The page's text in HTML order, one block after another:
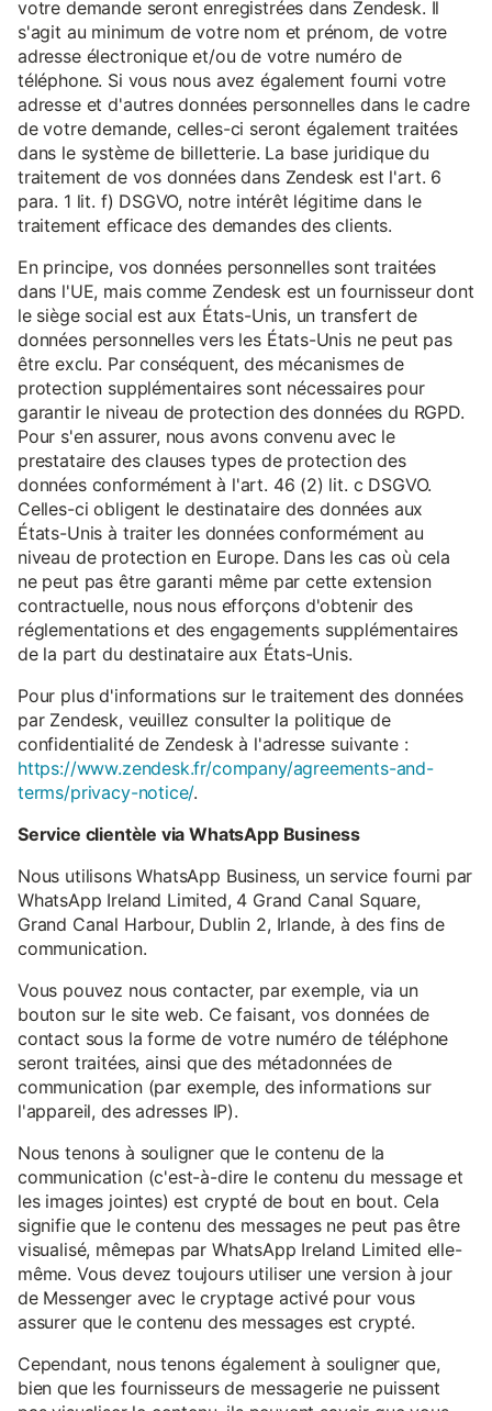
votre demande seront enregistrées dans Zendesk. Il
s'agit au minimum de votre nom et prénom, de votre
adresse électronique et/ou de votre numéro de
téléphone. Si vous nous avez également fourni votre
adresse et d'autres données personnelles dans le cadre
de votre demande, celles-ci seront également traitées
dans le système de billetterie. La base juridique du
traitement de vos données dans Zendesk est l'art. 6
para. 1 lit. f) DSGVO, notre intérêt légitime dans le
traitement efficace des demandes des clients.
En principe, vos données personnelles sont traitées
dans l'UE, mais comme Zendesk est un fournisseur dont
le siège social est aux États-Unis, un transfert de
données personnelles vers les États-Unis ne peut pas
être exclu. Par conséquent, des mécanismes de
protection supplémentaires sont nécessaires pour
garantir le niveau de protection des données du RGPD.
Pour s'en assurer, nous avons convenu avec le
prestataire des clauses types de protection des
données conformément à l'art. 46 (2) lit. c DSGVO.
Celles-ci obligent le destinataire des données aux
États-Unis à traiter les données conformément au
niveau de protection en Europe. Dans les cas où cela
ne peut pas être garanti même par cette extension
contractuelle, nous nous efforçons d'obtenir des
réglementations et des engagements supplémentaires
de la part du destinataire aux États-Unis.
Pour plus d'informations sur le traitement des données
par Zendesk, veuillez consulter la politique de
confidentialité de Zendesk à l'adresse suivante :
https://www.zendesk.fr/company/agreements-and-
terms/privacy-notice/.
Service clientèle via WhatsApp Business
Nous utilisons WhatsApp Business, un service fourni par
WhatsApp Ireland Limited, 4 Grand Canal Square,
Grand Canal Harbour, Dublin 2, Irlande, à des fins de
communication.
Vous pouvez nous contacter, par exemple, via un
bouton sur le site web. Ce faisant, vos données de
contact sous la forme de votre numéro de téléphone
seront traitées, ainsi que des métadonnées de
communication (par exemple, des informations sur
l'appareil, des adresses IP).
Nous tenons à souligner que le contenu de la
communication (c'est-à-dire le contenu du message et
les images jointes) est crypté de bout en bout. Cela
signifie que le contenu des messages ne peut pas être
visualisé, mêmepas par WhatsApp Ireland Limited elle-
même. Vous devez toujours utiliser une version à jour
de Messenger avec le cryptage activé pour vous
assurer que le contenu des messages est crypté.
Cependant, nous tenons également à souligner que,
bien que les fournisseurs de messagerie ne puissent